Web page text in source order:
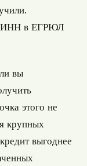
ИНН в ЕГРЮЛ
вы
этого не
крупных
выгоднее